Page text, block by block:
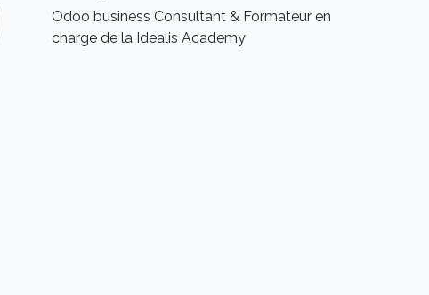
Odoo business Consultant & Formateur en
charge de la Idealis Academy